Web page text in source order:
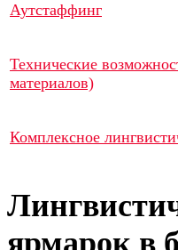
Аутстаффинг
Технические
материалов)
Комплексное